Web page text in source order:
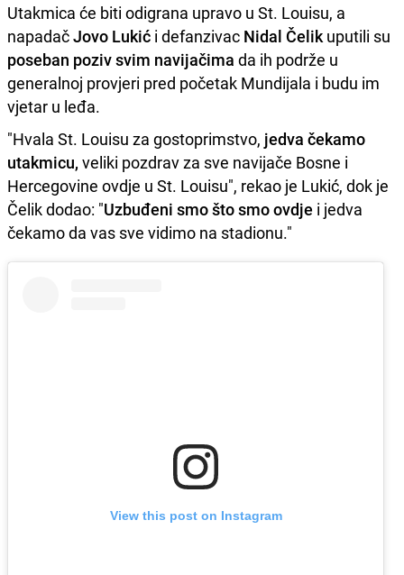
Utakmica će biti odigrana upravo u St. Louisu, a
napadačJovo Lukić i defanzivac Nidal Čelik uputili su
poseban poziv svim navijačima da ih podrže u
generalnoj provjeri pred početak Mundijala i budu im
vjetar u leđa.
"Hvala St. Louisu za gostoprimstvo, jedva čekamo
utakmicu, veliki pozdrav za sve navijače Bosne i
Hercegovine ovdje u St. Louisu", rekao je Lukić, dok je
Čelik dodao: "Uzbuđeni smo što smo ovdje i jedva
čekamo da vas sve vidimo na stadionu."
View this post on Instagram